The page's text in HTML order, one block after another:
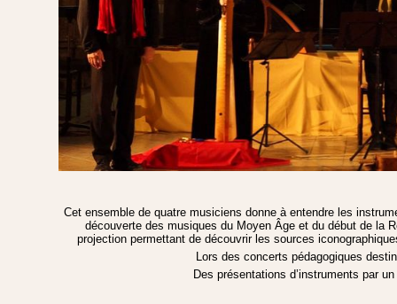
Cet ensemble de quatre musiciens donne à entendre les
découverte des musiques du Moyen Âge et du début de la
projection permettant de découvrir les sources
Lors des concerts pédagogiques
Des présentations d’instruments par